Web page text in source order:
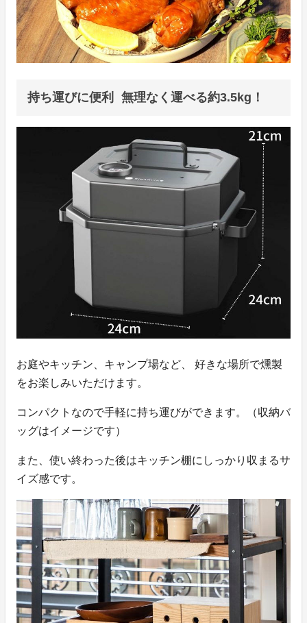
持ち運びに便利 無理なく運べる約3.5kg！
お庭やキッチン、キャンプ場など、 好きな場所で燻製
をお楽しみいただけます。
コンパクトなので手軽に持ち運びができます。（収納バ
ッグはイメージです）
また、使い終わった後はキッチン棚にしっかり収まるサ
イズ感です。